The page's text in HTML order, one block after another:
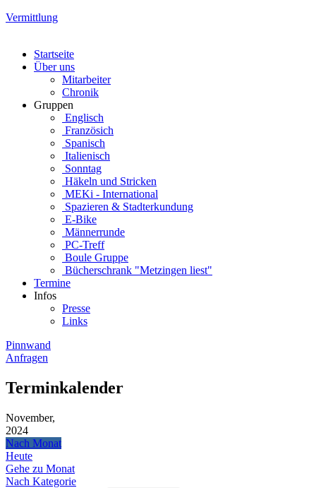
Vermittlung
Startseite
Über uns
Mitarbeiter
Chronik
Gruppen
Englisch
Französich
Spanisch
Italienisch
Sonntag
Häkeln und Stricken
MEKi - International
Spazieren & Stadterkundung
E-Bike
Männerrunde
PC-Treff
Boule Gruppe
Bücherschrank "Metzingen liest"
Termine
Infos
Presse
Links
Pinnwand
Anfragen
Terminkalender
November,
2024
Nach Monat
Heute
Gehe zu Monat
Nach Kategorie